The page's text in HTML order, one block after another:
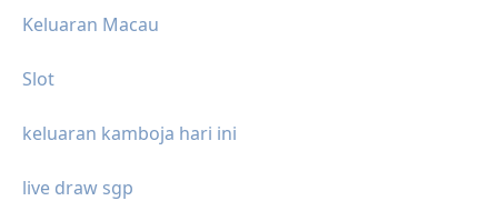
Keluaran Macau
Slot
keluaran kamboja hari ini
live draw sgp